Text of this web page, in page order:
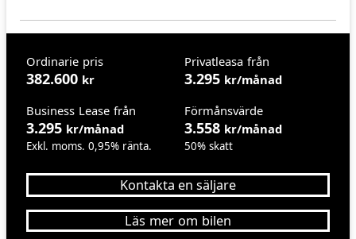
Ordinarie pris
382.600kr
Privatleasa från
3.295 kr/månad
Business Lease från
3.295kr/månad
Exkl. moms. 0,95% ränta.
Förmånsvärde
3.558 kr/månad
50% skatt
Kontakta en säljare
Läs mer om bilen